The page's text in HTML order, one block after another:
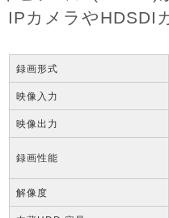
IPカメラやHDSDI
録画形式
映像入力
映像出力
録画性能
解像度